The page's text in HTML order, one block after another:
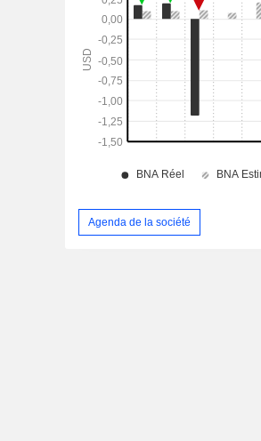
Agenda de la société